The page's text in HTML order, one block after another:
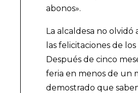
abonos».
La alcaldesa no olvidó
las felicitaciones de
Después de cinco
feria en menos de un
demostrado que